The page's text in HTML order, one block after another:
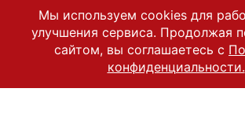
Мы используем cookies для
улучшения сервиса. Продолжая
сайтом, вы соглашаетесь с
конфиденциальности.